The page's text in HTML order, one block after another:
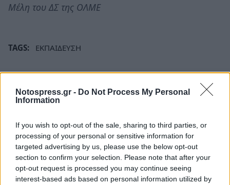
Notospress.gr - Do Not Process My Personal
Information
If you wish to opt-out of the sale, sharing to third parties, or
processing of your personal or sensitive information for
targeted advertising by us, please use the below opt-out
section to confirm your selection. Please note that after your
opt-out request is processed you may continue seeing
interest-based ads based on personal information utilized by
Μέλη του ΔΣ της ΟΛΜΕ
TAGS: ΕΚΠΑΙΔΕΥΣΗ